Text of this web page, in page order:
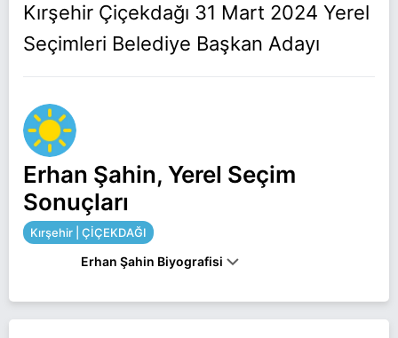
Kırşehir Çiçekdağı 31 Mart 2024 Yerel
Seçimleri Belediye Başkan Adayı
Erhan Şahin, Yerel Seçim
Sonuçları
Kırşehir | ÇİÇEKDAĞI
Erhan Şahin Biyografisi